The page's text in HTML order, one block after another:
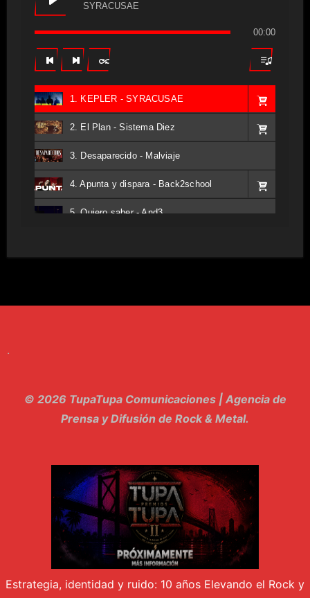
SYRACUSAE
00:00
1. KEPLER - SYRACUSAE
2. El Plan - Sistema Diez
3. Desaparecido - Malviaje
4. Apunta y dispara - Back2school
5. Quiero saber - And3
14. Llanto en el Cielo - Carmaleon
15. Pachakuti - Pleia
16. Demuestro Mi Fe - Epidemia Rapcore
17. Kamikaze - La Pvta Electrica
18. El diablo esta en bora bora - El Sr Jada y los ultimos de la cuadra
.
© 2026 TupaTupa Comunicaciones | Agencia de
Prensa y Difusión de Rock & Metal.
Estrategia, identidad y ruido: 10 años Elevando el Rock y